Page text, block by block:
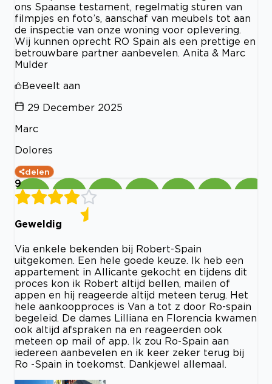
ons Spaanse testament, regelmatig sturen van
filmpjes en foto’s, aanschaf van meubels tot aan
de inspectie van onze woning voor oplevering.
Wij kunnen oprecht RO Spain als een prettige en
betrouwbare partner aanbevelen. Anita & Marc
Mulder
Beveelt aan
29 December 2025
Marc
Dolores
delen
9
Geweldig
Via enkele bekenden bij Robert-Spain
uitgekomen. Een hele goede keuze. Ik heb een
appartement in Allicante gekocht en tijdens dit
proces kon ik Robert altijd bellen, mailen of
appen en hij reageerde altijd meteen terug. Het
hele aankoopproces is Van a tot z door Ro-spain
begeleid. De dames Lilliana en Florencia kwamen
ook altijd afspraken na en reageerden ook
meteen op mail of app. Ik zou Ro-Spain aan
iedereen aanbevelen en ik keer zeker terug bij
Ro -Spain in toekomst. Dankjewel allemaal.